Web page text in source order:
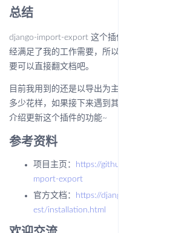
总结
django-import-export 这个插件还有很多其
经满足了我的工作需要，所以我也没有再
要可以直接翻文档吧。
目前我用到的还是以导出为主，导入的就
多少花样，如果接下来遇到其他新的需求
介绍更新这个插件的功能~
参考资料
项目主页：
https://github.com/
mport-export
官方文档：
https://django-import-
est/installation.html